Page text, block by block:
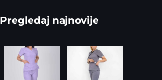
Pregledaj najnovije